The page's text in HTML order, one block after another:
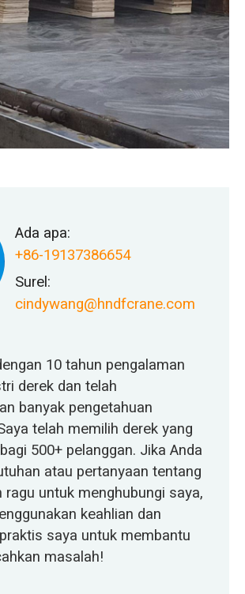
Ada apa:
+86-19137386654
Surel:
cindywang@hndfcrane.com
10 tahun pengalaman
derek dan telah
banyak pengetahuan
telah memilih derek yang
500+ pelanggan. Jika Anda
atau pertanyaan tentang
ragu untuk menghubungi saya,
keahlian dan
saya untuk membantu
masalah!